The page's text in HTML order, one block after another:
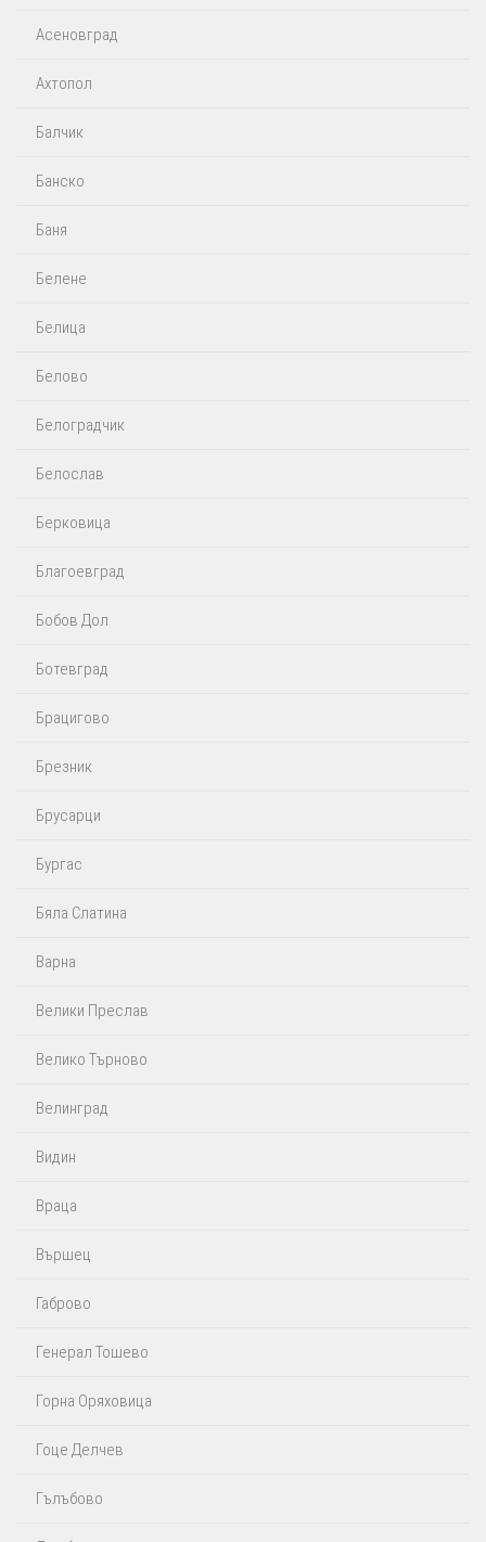
Асеновград
Ахтопол
Балчик
Банско
Баня
Белене
Белица
Белово
Белоградчик
Белослав
Берковица
Благоевград
Бобов Дол
Ботевград
Брацигово
Брезник
Брусарци
Бургас
Бяла Слатина
Варна
Велики Преслав
Велико Търново
Велинград
Видин
Враца
Вършец
Габрово
Генерал Тошево
Горна Оряховица
Гоце Делчев
Гълъбово